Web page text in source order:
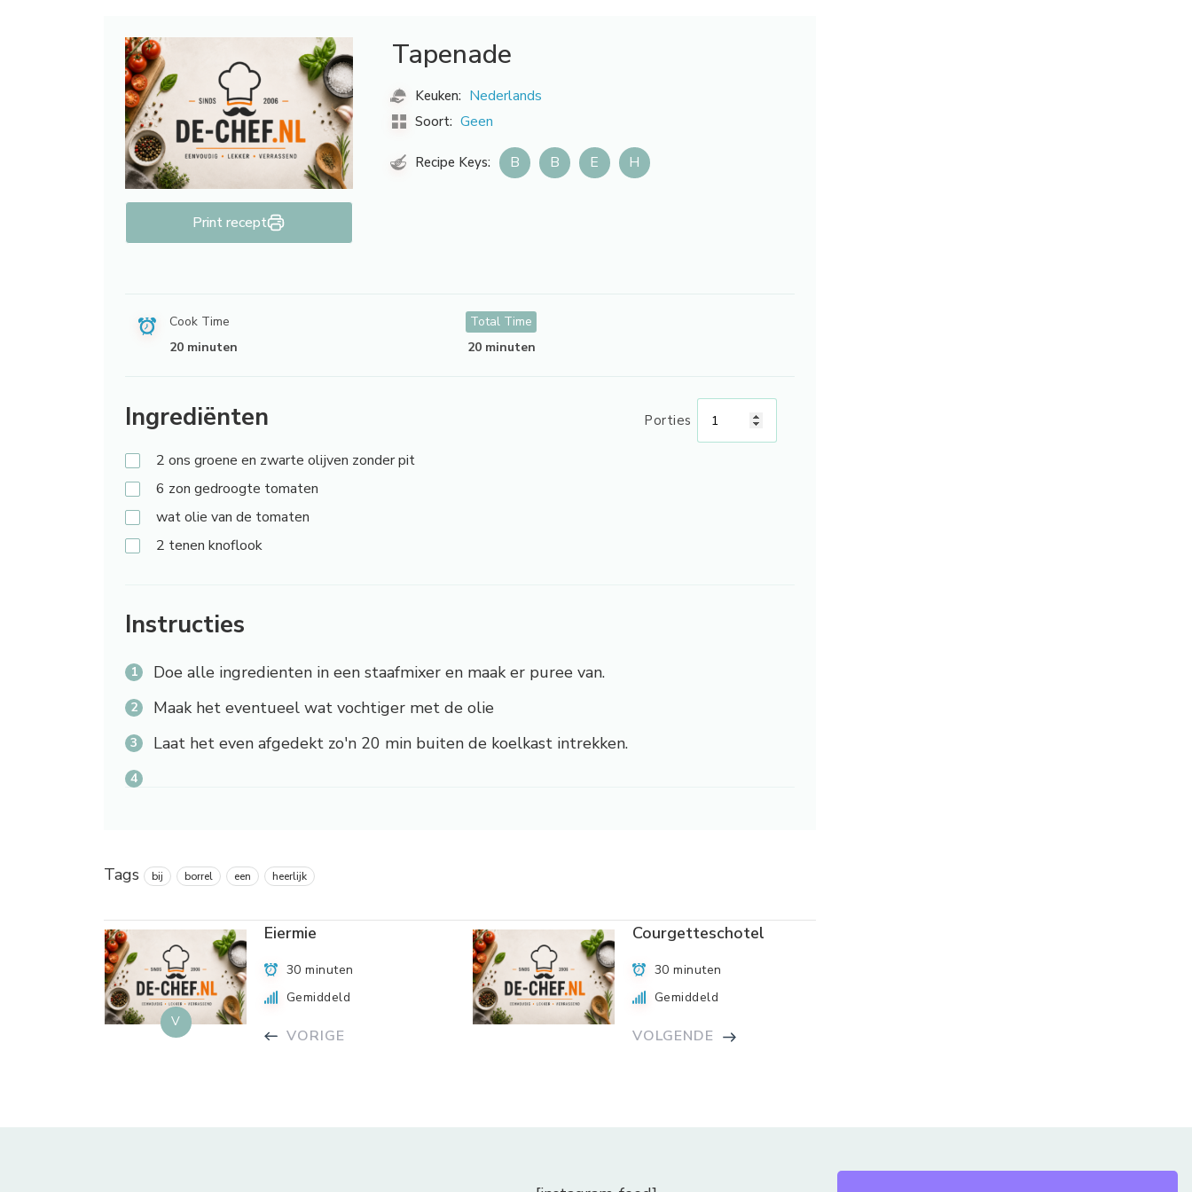
Print recept
Tapenade
Keuken: Nederlands
Soort: Geen
Recipe Keys: B B E H
Cook Time
20 minuten
Total Time
20 minuten
Ingrediënten Porties
2 ons groene en zwarte olijven zonder pit
6 zon gedroogte tomaten
watolie van de tomaten
2 tenen knoflook
Instructies
Doe alle ingredienten in een staafmixer en maak er puree van.
Maak het eventueel wat vochtiger met de olie
Laat het even afgedekt zo'n 20 min buiten de koelkast intrekken.
Tags bij borrel een heerlijk
V
Eiermie
30 minuten
Gemiddeld
VORIGE
Courgetteschotel
30 minuten
Gemiddeld
VOLGENDE